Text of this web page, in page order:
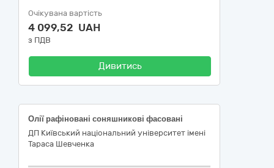
Очікувана вартість
4 099,52 UAH
з ПДВ
Дивитись
Олії рафіновані соняшникові фасовані
ДП Київський національний університет імені
Тараса Шевченка